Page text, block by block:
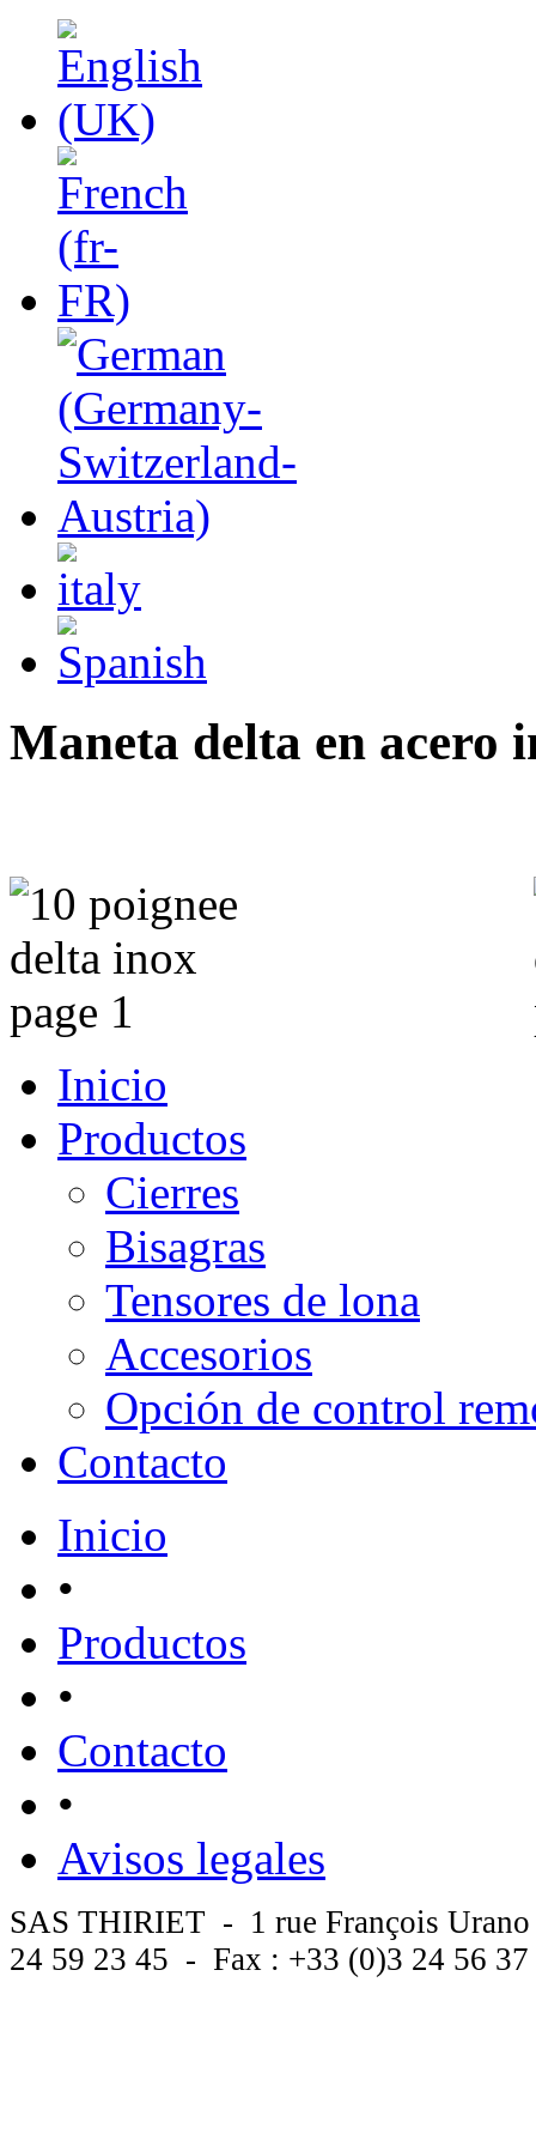
Maneta delta en acero
Inicio
Productos
Cierres
Bisagras
Tensores de lona
Accesorios
Opción de control
Contacto
Inicio
•
Productos
•
Contacto
•
Avisos legales
SAS THIRIET - 1 rue François
24 59 23 45 - Fax : +33 (0)3 24 56